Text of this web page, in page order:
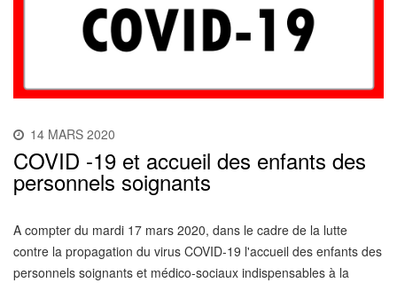
14 MARS 2020
COVID -19 et accueil des enfants des
personnels soignants
A compter du mardi 17 mars 2020, dans le cadre de la lutte
contre la propagation du virus COVID-19 l'accueil des enfants des
personnels soignants et médico-sociaux indispensables à la